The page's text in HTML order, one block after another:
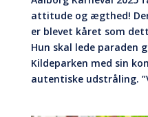
attitude og ægthed!
er blevet kåret som
Hun skal lede paraden
Kildeparken med sin
autentiske udstråling.